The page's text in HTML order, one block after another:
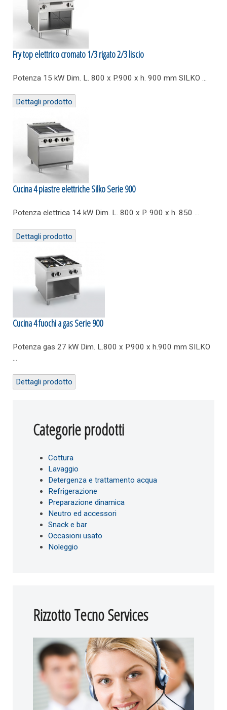
Fry top elettrico cromato 1/3 rigato 2/3 liscio
Potenza 15 kW Dim. L. 800 x P.900 x h. 900 mm SILKO ...
Dettagli prodotto
Cucina 4 piastre elettriche Silko Serie 900
Potenza elettrica 14 kW Dim. L. 800 x P. 900 x h. 850 ...
Dettagli prodotto
Cucina 4 fuochi a gas Serie 900
Potenza gas 27 kW Dim. L.800 x P.900 x h.900 mm SILKO
...
Dettagli prodotto
Categorie prodotti
Cottura
Lavaggio
Detergenza e trattamento acqua
Refrigerazione
Preparazione dinamica
Neutro ed accessori
Snack e bar
Occasioni usato
Noleggio
Rizzotto Tecno Services